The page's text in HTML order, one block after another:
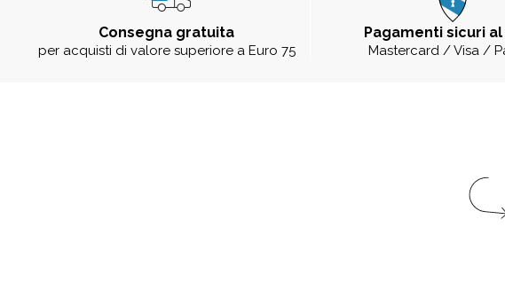
Consegna gratuita
per acquisti di valore superiore a Euro 75
Pagamenti sicuri al
Mastercard / Visa /